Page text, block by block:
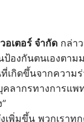
เตอร์ จำกัด กล่า
องกันตนเองตาม
เกิดขึ้นจากความ
ลากรทางการแพ
เพิ่มขึ้น พวกเรา